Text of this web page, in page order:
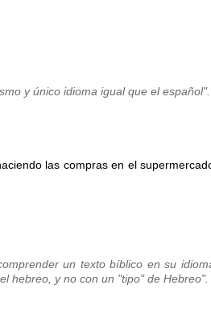
yúnico idioma igual que el español".
las comprasen el
un texto bíblico en su
hebreo, y no con un "tipo" de Hebreo".